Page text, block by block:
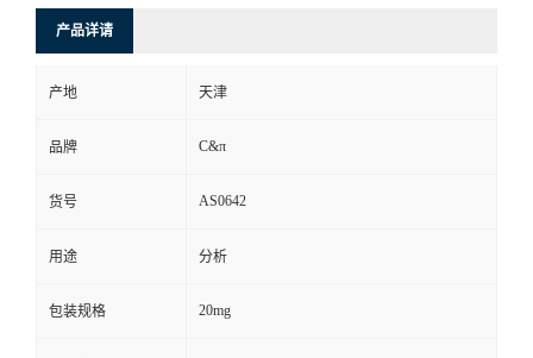
产品详请
产地 天津
品牌 C&π
货号 AS0642
用途 分析
包装规格 20mg